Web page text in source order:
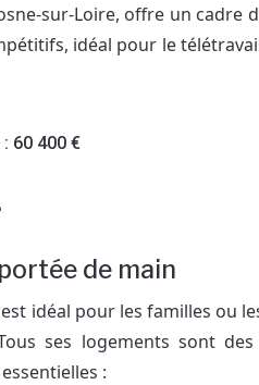
sur-Loire, offre un cadre
idéal pour le
60 400 €
de main
idéal pour les familles ou
ses logements sont des
: